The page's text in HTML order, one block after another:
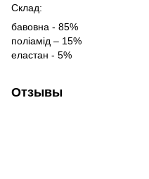
Склад:
бавовна - 85%
поліамід – 15%
еластан - 5%
Отзывы